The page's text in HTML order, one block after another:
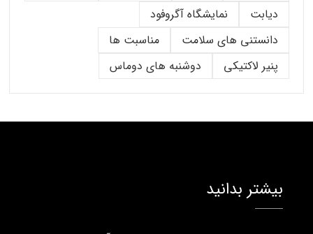
دیابت
نمایشگاه آگروفود
دانستنی های سلامت
مناسبت ها
پنیر لاکتیکی
دوشنبه های دوماس
بیشتر بدانید